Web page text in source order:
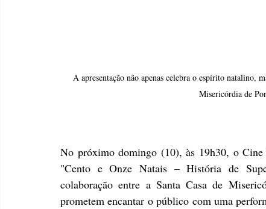
A apresentação não apenas celebra o espírito natalino,
Misericórdia de
No próximo domingo (10), às 19h30, o Cine
"Cento e Onze Natais – História de
colaboração entre a Santa Casa de
prometem encantar o público com uma